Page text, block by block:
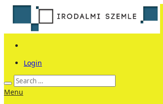
Login
Menu